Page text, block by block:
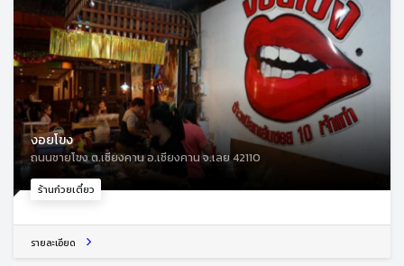
ร้านก๋วยเตี๋ยว
งอยโขง
ถนนชายโขง ต.เชียงคาน อ.เชียงคาน จ.เลย 42110
รายละเอียด